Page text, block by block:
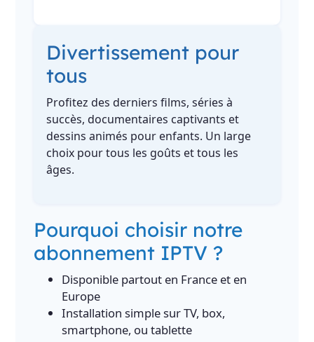
Divertissement pour
tous
Profitez des derniers films, séries à
succès, documentaires captivants et
dessins animés pour enfants. Un large
choix pour tous les goûts et tous les
âges.
Pourquoi choisir notre
abonnement IPTV ?
Disponible partout en France et en
Europe
Installation simple sur TV, box,
smartphone, ou tablette